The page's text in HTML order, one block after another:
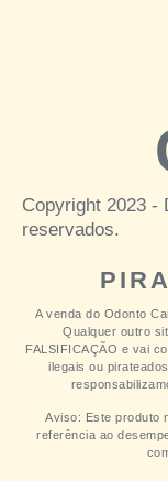
Copyright 2023 -
reservados.
A venda do Odonto
Qualquer outro
FALSIFICAÇÃO e vai
ilegais ou
Aviso: Este produto
referência ao